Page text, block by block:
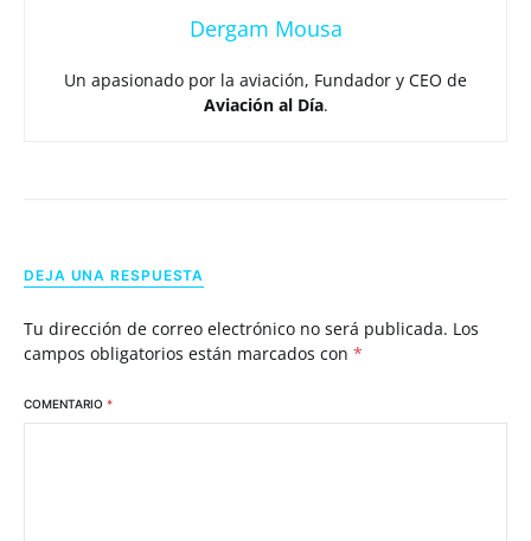
Dergam Mousa
Un apasionado por la aviación, Fundador y CEO de
Aviación al Día.
DEJA UNA RESPUESTA
Tu dirección de correo electrónico no será publicada. Los
campos obligatorios están marcados con *
COMENTARIO *